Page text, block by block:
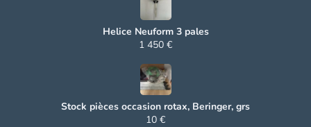
Helice Neuform 3 pales
1 450 €
Stock pièces occasion rotax, Beringer, grs
10 €